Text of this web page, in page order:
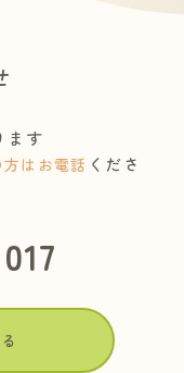
おります
はお電話 くださ